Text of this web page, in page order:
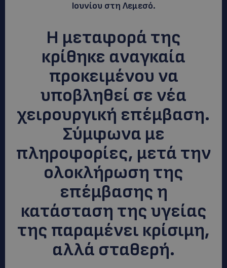
Ιουνίου στη Λεμεσό.
Η μεταφορά της
κρίθηκε αναγκαία
προκειμένου να
υποβληθεί σε νέα
χειρουργική επέμβαση.
Σύμφωνα με
πληροφορίες, μετά την
ολοκλήρωση της
επέμβασης η
κατάσταση της υγείας
της παραμένει κρίσιμη,
αλλά σταθερή.